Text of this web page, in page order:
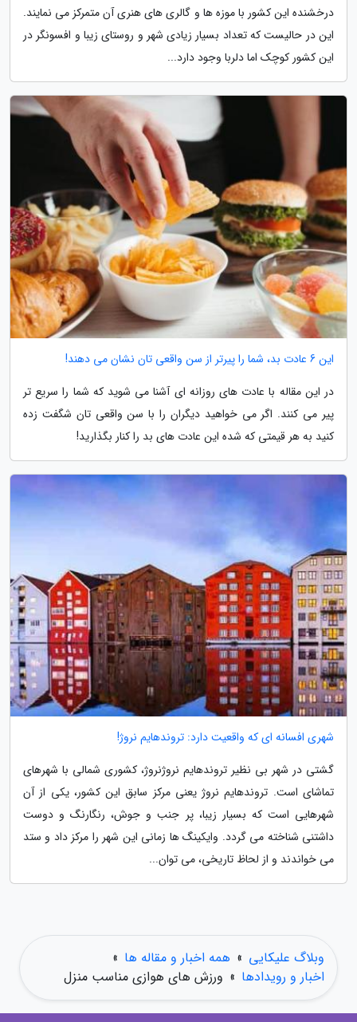
درخشنده این کشور با موزه ها و گالری های هنری آن متمرکز می نمایند.
این در حالیست که تعداد بسیار زیادی شهر و روستای زیبا و افسونگر در
این کشور کوچک اما دلربا وجود دارد...
این 6 عادت بد، شما را پیرتر از سن واقعی تان نشان می دهند!
در این مقاله با عادت های روزانه ای آشنا می شوید که شما را سریع تر
پیر می کنند. اگر می خواهید دیگران را با سن واقعی تان شگفت زده
کنید به هر قیمتی که شده این عادت های بد را کنار بگذارید!
شهری افسانه ای که واقعیت دارد: تروندهایم نروژ!
گشتی در شهر بی نظیر تروندهایم نروژنروژ، کشوری شمالی با شهرهای
تماشای است. تروندهایم نروژ یعنی مرکز سابق این کشور، یکی از آن
شهرهایی است که بسیار زیبا، پر جنب و جوش، رنگارنگ و دوست
داشتنی شناخته می گردد. وایکینگ ها زمانی این شهر را مرکز داد و ستد
می خواندند و از لحاظ تاریخی، می توان...
وبلاگ علیکایی » همه اخبار و مقاله ها »
اخبار و رویدادها » ورزش های هوازی مناسب منزل